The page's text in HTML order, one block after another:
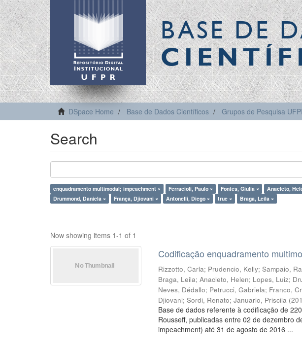
BASE DE
DSpace Home Base de Dados Científicos Grupos de Pesquisa
Search
enquadramento multimodal; impeachment × Ferracioli, Paulo × Fontes, Giulia × Anacleto,
Drummond, Daniela ×
França, Djiovani × Antonelli, Diego × true × Braga, Leila ×
Now showing items 1-1 of 1
Codificação enquadramento
Rizzotto, Carla; Prudencio, Kelly;Sampaio,
Braga, Leila;Anacleto, Helen; Lopes, Luiz;
Neves, Dédallo; Petrucci, Gabriela; Franco,
Djiovani;Sordi, Renato;Januario, Priscila (
Base de dados referente à codificação de
Rousseff, publicadas entre 02 de dezembro
impeachment) até 31 de agosto de 2016 ...